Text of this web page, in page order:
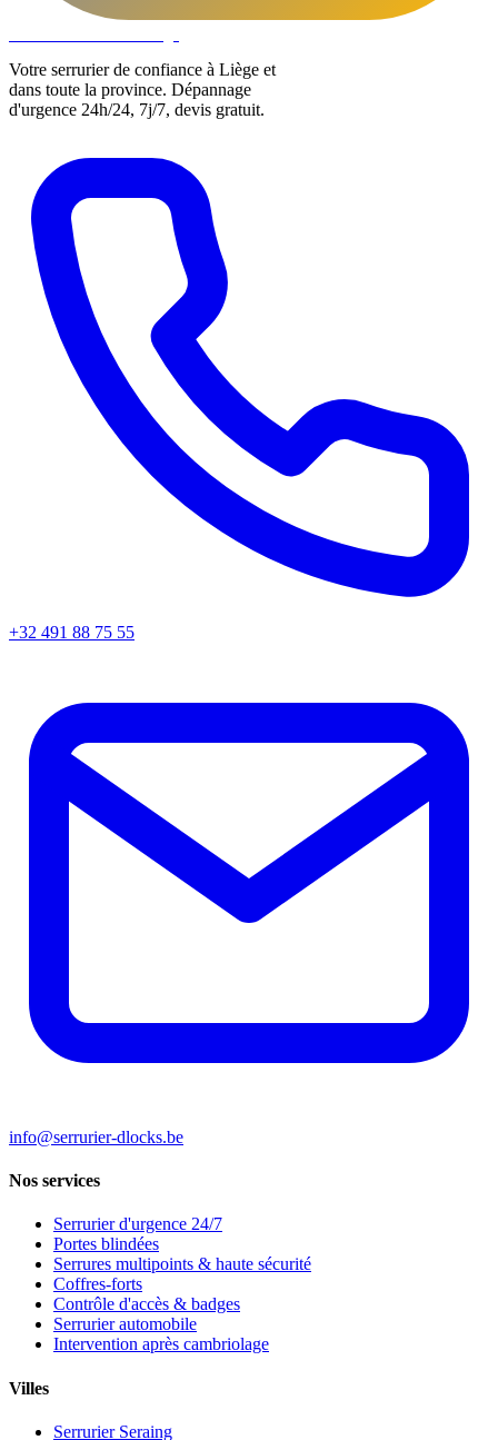
Votre serrurier de confiance à Liège et
dans toute la province. Dépannage
d'urgence 24h/24, 7j/7, devis gratuit.
+32 491 88 75 55
info@serrurier-dlocks.be
Nos services
Serrurier d'urgence 24/7
Portes blindées
Serrures multipoints & haute sécurité
Coffres-forts
Contrôle d'accès & badges
Serrurier automobile
Intervention après cambriolage
Villes
Serrurier Seraing